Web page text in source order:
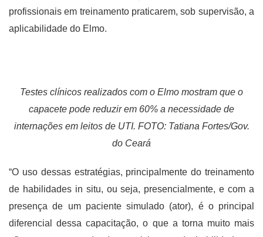
profissionais em treinamento praticarem, sob supervisão, a
aplicabilidade do Elmo.
Testes clínicos realizados com o Elmo mostram que o
capacete pode reduzir em 60% a necessidade de
internações em leitos de UTI. FOTO: Tatiana Fortes/Gov.
do Ceará
“O uso dessas estratégias, principalmente do treinamento
de habilidades in situ, ou seja, presencialmente, e com a
presença de um paciente simulado (ator), é o principal
diferencial dessa capacitação, o que a torna muito mais